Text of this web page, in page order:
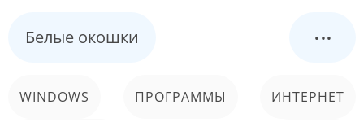
Белые окошки ...
WINDOWS ПРОГРАММЫ ИНТЕРНЕТ